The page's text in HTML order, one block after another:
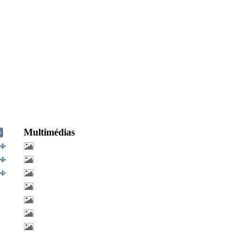
Multimédias